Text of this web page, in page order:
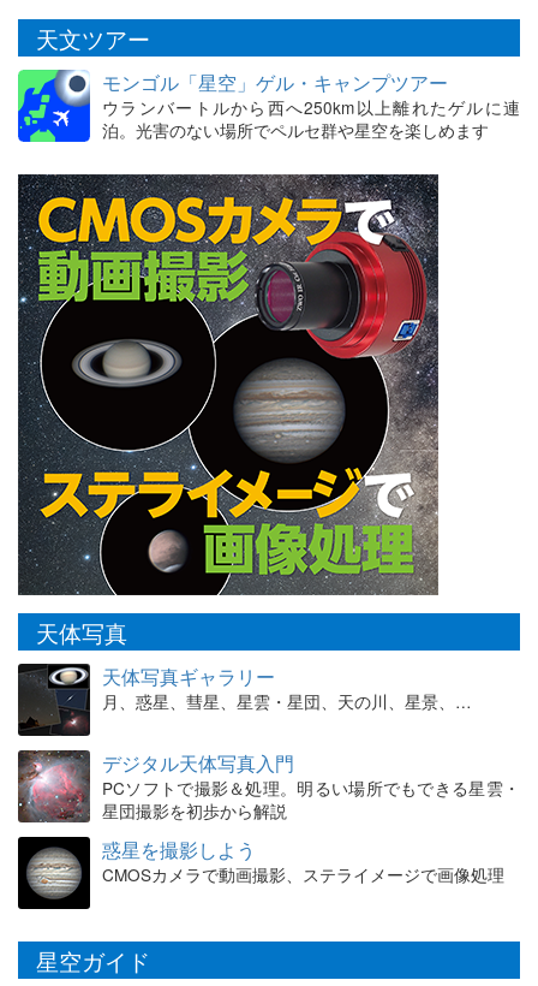
天文ツアー
モンゴル「星空」ゲル・キャンプツアー
ウランバートルから西へ250km以上離れたゲルに連
泊。光害のない場所でペルセ群や星空を楽しめます
天体写真
天体写真ギャラリー
月、惑星、彗星、星雲・星団、天の川、星景、…
デジタル天体写真入門
PCソフトで撮影＆処理。明るい場所でもできる星雲・
星団撮影を初歩から解説
惑星を撮影しよう
CMOSカメラで動画撮影、ステライメージで画像処理
星空ガイド